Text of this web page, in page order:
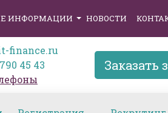
ИНФОРМАЦИИ НОВОСТИ
finance.ru
45 43
Заказать